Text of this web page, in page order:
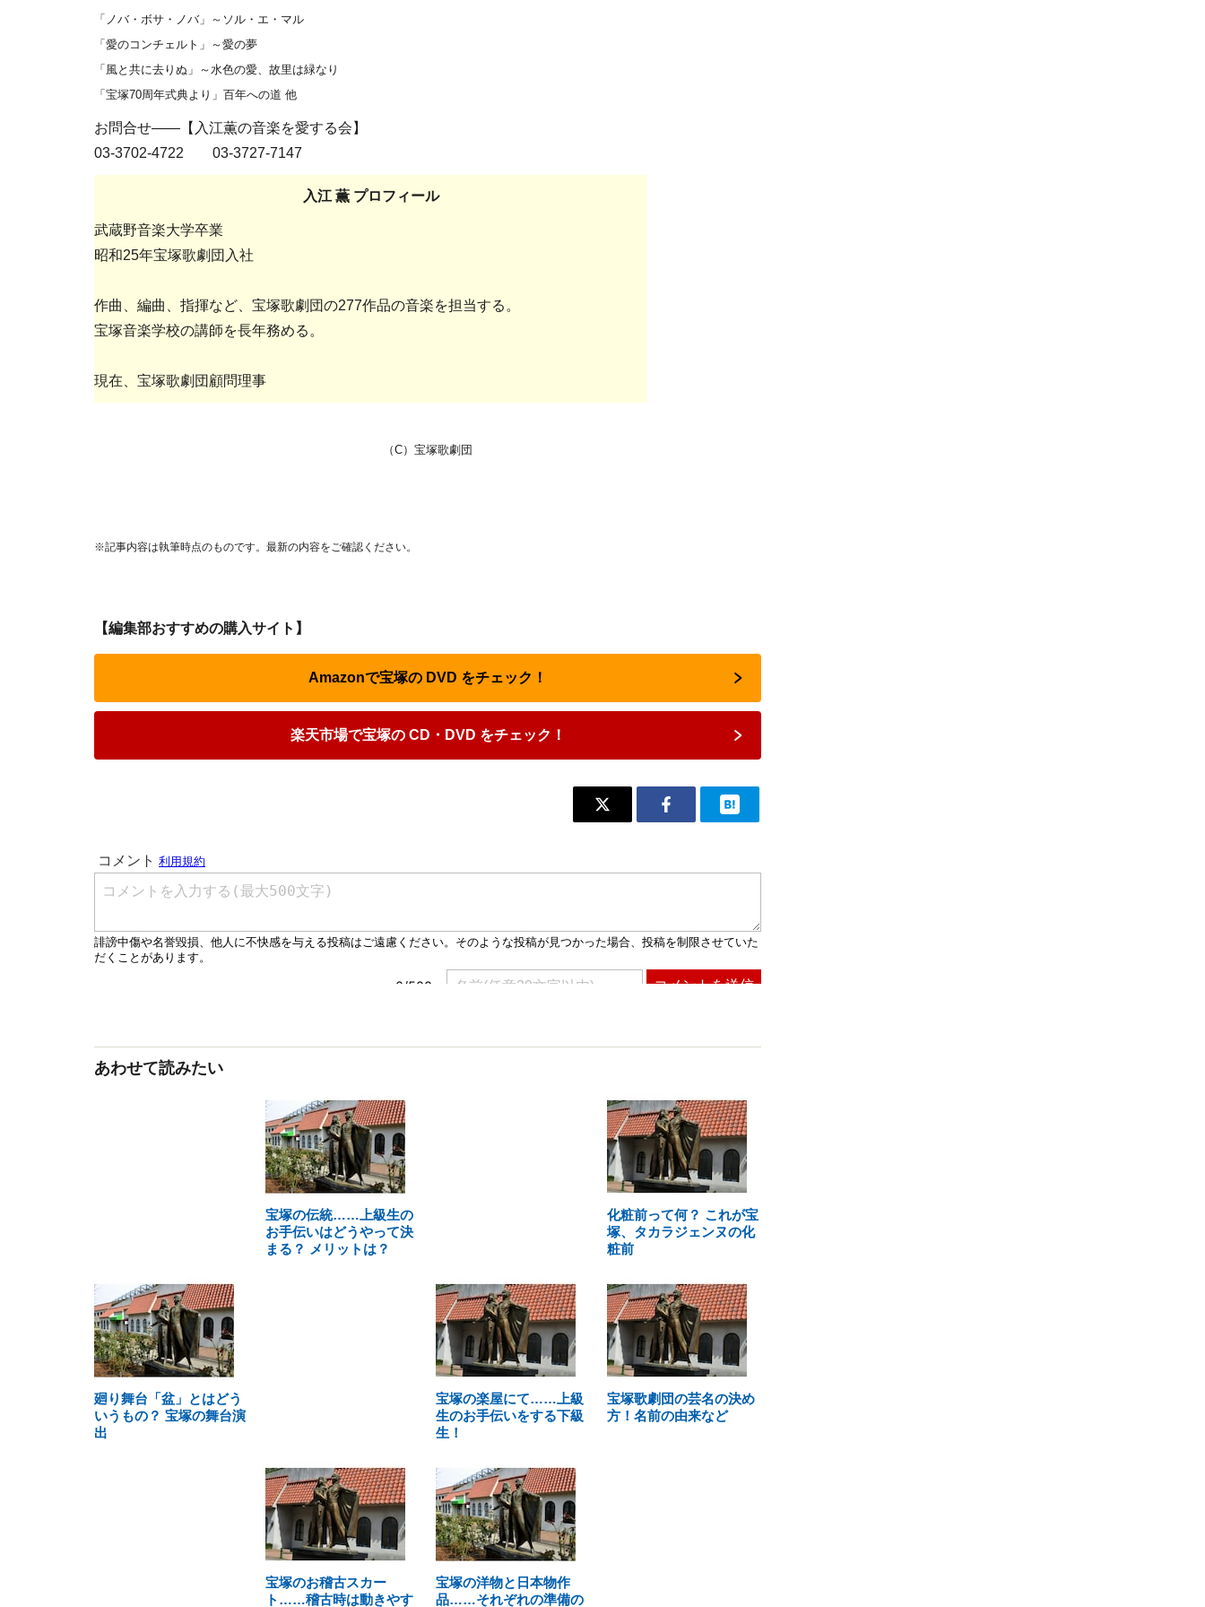
「ノバ・ボサ・ノバ」～ソル・エ・マル
「愛のコンチェルト」～愛の夢
「風と共に去りぬ」～水色の愛、故里は緑なり
「宝塚70周年式典より」百年への道 他
お問合せ――【入江薫の音楽を愛する会】
03-3702-4722 03-3727-7147
入江 薫 プロフィール
武蔵野音楽大学卒業
昭和25年宝塚歌劇団入社
作曲、編曲、指揮など、宝塚歌劇団の277作品の音楽を担当する。
宝塚音楽学校の講師を長年務める。
現在、宝塚歌劇団顧問理事
（C）宝塚歌劇団
※記事内容は執筆時点のものです。最新の内容をご確認ください。
【編集部おすすめの購入サイト】
Amazonで宝塚の DVD をチェック！
楽天市場で宝塚の CD・DVD をチェック！
あわせて読みたい
宝塚の伝統……上級生の
お手伝いはどうやって決
まる？ メリットは？
化粧前って何？ これが宝
塚、タカラジェンヌの化
粧前
廻り舞台「盆」とはどう
いうもの？ 宝塚の舞台演
出
宝塚の楽屋にて……上級
生のお手伝いをする下級
生！
宝塚歌劇団の芸名の決め
方！名前の由来など
宝塚のお稽古スカー
ト……稽古時は動きやす
宝塚の洋物と日本物作
品……それぞれの準備の